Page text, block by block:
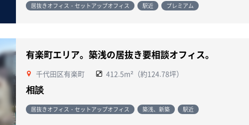
居抜きオフィス・セットアップオフィス 駅近 プレミアム
有楽町エリア。築浅の居抜き要相談オフィス。
千代田区有楽町 412.5m²（約124.78坪）
相談
居抜きオフィス・セットアップオフィス 築浅、新築 駅近